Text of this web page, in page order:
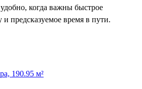
когда важны быстрое
предсказуемое время в пути.
190.95 м²